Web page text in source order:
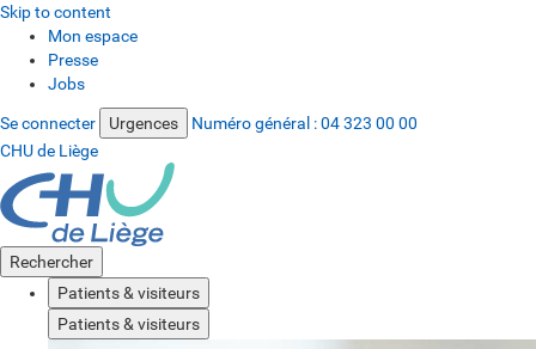
Skip to content
Mon espace
Presse
Jobs
Se connecter Urgences Numéro général :04 323 00 00
CHU de Liège
Rechercher
Patients & visiteurs
Patients & visiteurs